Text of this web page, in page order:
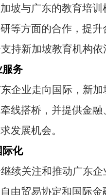
坡与广东的教育培
等方面的合作，提
持新加坡教育机构
务
企业走向国际，新
线搭桥，并提供金
发展机会。
际化
续关注和推动广东
由贸易协定和国际